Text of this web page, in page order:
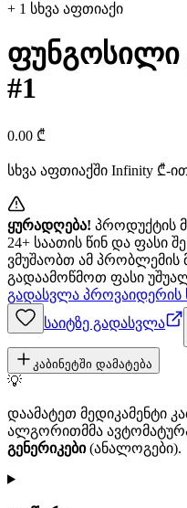
+ 1 სხვა აფთიაქი
ფუნგოსილი
#1
0.00 ₾
სხვა აფთიაქში Infinity ₾-
ყურადღება! პროდუქტის
24+ საათის წინ და ფასი
ვმუშაობთ ამ
გადაამოწმოთ ფასი
გადასვლა პროვაიდერის
საიტზე გადასვლა
კაბინეტში დამატება
💡
დაამატეთ მედიკამენტი
ალგორითმმა
გენერიკები(ანალოგები).